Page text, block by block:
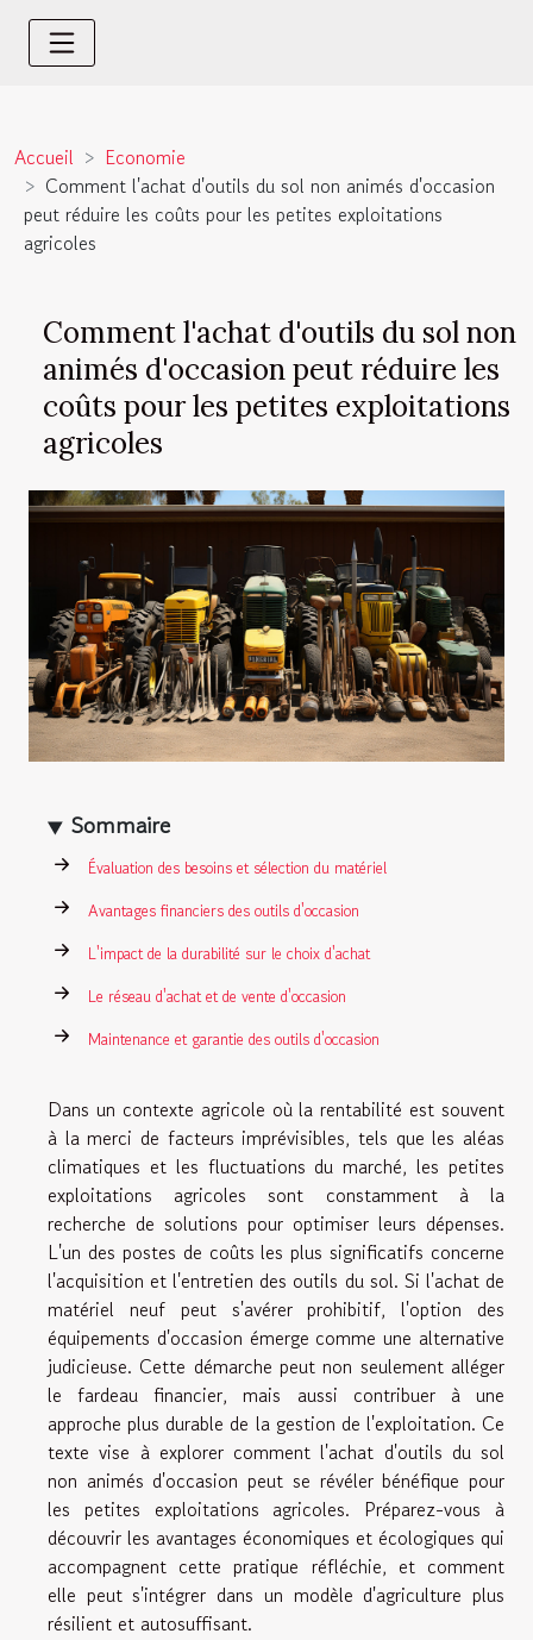
Accueil
Economie
Comment l'achat d'outils du sol non animés d'occasion
peut réduire les coûts pour les petites exploitations
agricoles
Comment l'achat d'outils du sol non
animés d'occasion peut réduire les
coûts pour les petites exploitations
agricoles
Sommaire
Évaluation des besoins et sélection du matériel
Avantages financiers des outils d'occasion
L'impact de la durabilité sur le choix d'achat
Le réseau d'achat et de vente d'occasion
Maintenance et garantie des outils d'occasion
Dans un contexte agricole où la rentabilité est souvent
à la merci de facteurs imprévisibles, tels que les aléas
climatiques et les fluctuations du marché, les petites
exploitations agricoles sont constamment à la
recherche de solutions pour optimiser leurs dépenses.
L'un des postes de coûts les plus significatifs concerne
l'acquisition et l'entretien des outils du sol. Si l'achat de
matériel neuf peut s'avérer prohibitif, l'option des
équipements d'occasion émerge comme une alternative
judicieuse. Cette démarche peut non seulement alléger
le fardeau financier, mais aussi contribuer à une
approche plus durable de la gestion de l'exploitation. Ce
texte vise à explorer comment l'achat d'outils du sol
non animés d'occasion peut se révéler bénéfique pour
les petites exploitations agricoles. Préparez-vous à
découvrir les avantages économiques et écologiques qui
accompagnent cette pratique réfléchie, et comment
elle peut s'intégrer dans un modèle d'agriculture plus
résilient et autosuffisant.